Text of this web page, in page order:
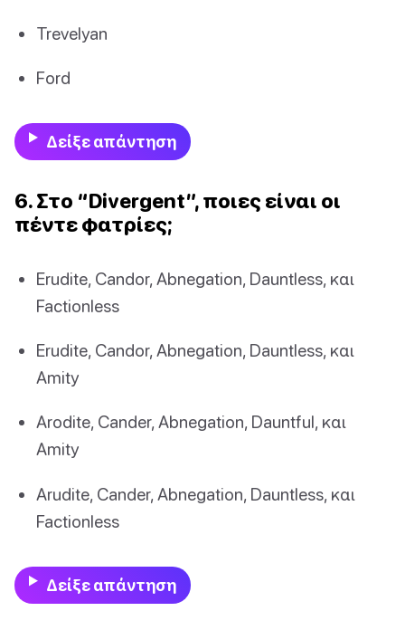
Trevelyan
Ford
Δείξε απάντηση
6. Στο “Divergent”, ποιες είναι οι
πέντε φατρίες;
Erudite, Candor, Abnegation, Dauntless, και
Factionless
Erudite, Candor, Abnegation, Dauntless, και
Amity
Arodite, Cander, Abnegation, Dauntful, και
Amity
Arudite, Cander, Abnegation, Dauntless, και
Factionless
Δείξε απάντηση